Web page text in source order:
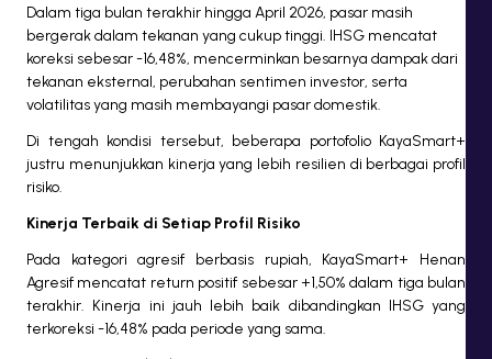
Dalam tiga bulan terakhir hingga April 2026, pasar masih
bergerak dalam tekanan yang cukup tinggi. IHSG mencatat
koreksi sebesar -16,48%, mencerminkan besarnya dampak dari
tekanan eksternal, perubahan sentimen investor, serta
volatilitas yang masih membayangi pasar domestik.
Di tengah kondisi tersebut, beberapa portofolio KayaSmart+
justru menunjukkan kinerja yang lebih resilien di berbagai profil
risiko.
Kinerja Terbaik di Setiap Profil Risiko
Pada kategori agresif berbasis rupiah, KayaSmart+ Henan
Agresif mencatat return positif sebesar +1,50% dalam tiga bulan
terakhir. Kinerja ini jauh lebih baik dibandingkan IHSG yang
terkoreksi -16,48% pada periode yang sama.